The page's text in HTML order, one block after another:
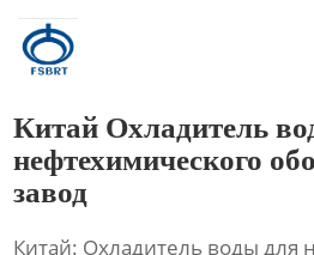
Главная
О Нас
Новости
Китай Охладитель
нефтехимического
завод
Китай: Охладитель воды для